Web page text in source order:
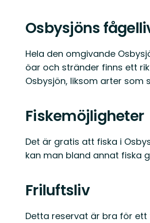
Osbysjöns
Hela den omgivande
öar och stränder finns ett
Osbysjön, liksom arter som
Fiskemöjligheter
Det är gratis att fiska i
kan man bland annat fiska
Friluftsliv
Detta reservat är bra för